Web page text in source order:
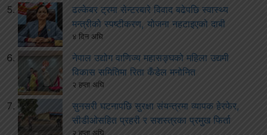
ढल्केबर ट्रमा सेन्टरबारे विवाद बढेपछि स्वास्थ्य
मन्त्रीको स्पष्टीकरण, योजना नहटाइएको दाबी
४ दिन अघि
नेपाल उद्योग वाणिज्य महासङ्घको महिला उद्यमी
विकास समितिमा रिता कँडेल मनोनित
२ हप्ता अघि
सुनसरी घटनापछि सुरक्षा संयन्त्रमा व्यापक हेरफेर,
सीडीओसहित प्रहरी र सशस्त्रका प्रमुख फिर्ता
२ हप्ता अघि